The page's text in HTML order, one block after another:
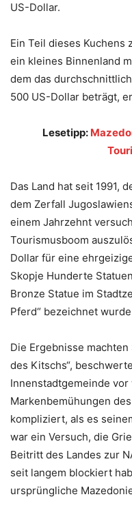
US-Dollar.
Ein Teil dieses Kuchens
ein kleines Binnenland
dem das
500 US-Dollar beträgt,
Lesetipp:
Das Land hat seit 1991,
dem Zerfall
einem Jahrzehnt
Tourismusboom
Dollar für eine
Skopje Hunderte
Bronze Statue im
Pferd“ bezeichnet
Die Ergebnisse
des Kitschs“,
Innenstadtgemeinde
Markenbemühungen
kompliziert, als es
war ein Versuch, die
Beitritt des Landes zur
seit langem blockiert
ursprüngliche